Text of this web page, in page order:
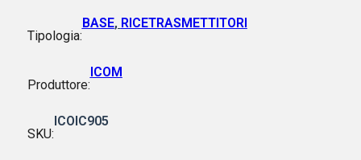
Tipologia:
BASE, RICETRASMETTITORI
Produttore:
ICOM
SKU:
ICOIC905